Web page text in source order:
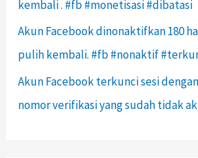
kembali . #fb #monetisasi #dibatasi
Akun Facebook dinonaktifkan 180
pulih kembali. #fb #nonaktif
Akun Facebook terkunci sesi
nomor verifikasi yang sudah tidak